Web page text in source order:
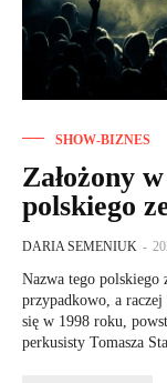
SHOW-BIZNES
Założony
polskiego
DARIA SEMENIUK -
Nazwa tego polskiego
przypadkowo, a raczej
się w 1998 roku,
perkusisty Tomasza